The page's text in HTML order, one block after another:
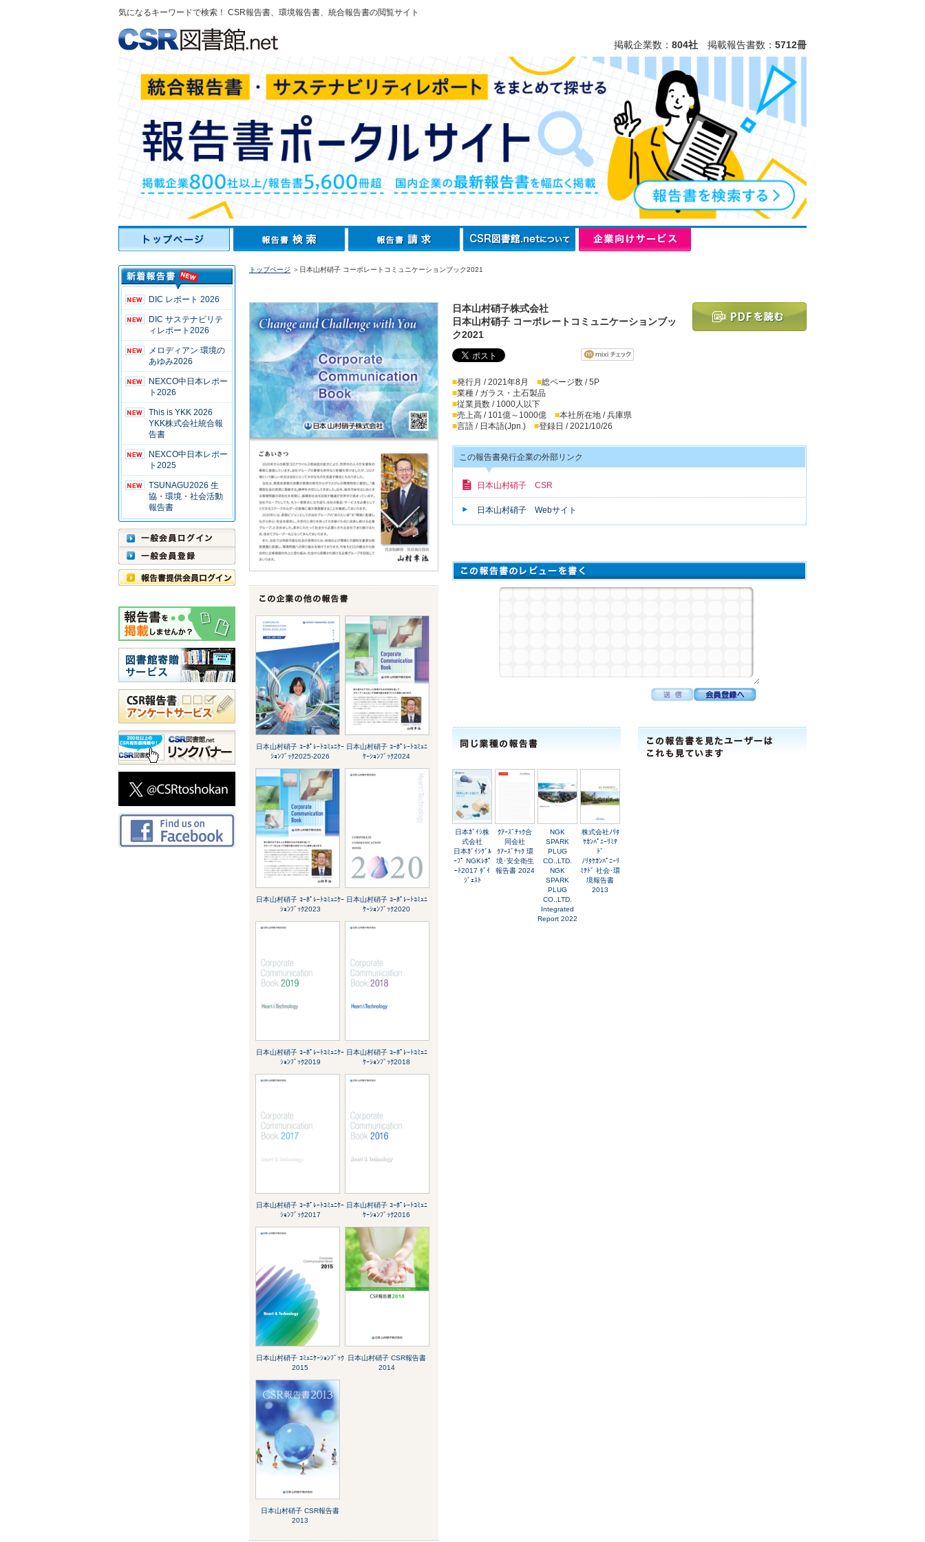
気になるキーワードで検索！ CSR報告書、環境報告書、統合報告書の閲覧サイト
掲載企業数： 804社 掲載報告書数： 5712冊
DIC レポート 2026
DIC サステナビリテ
ィレポート2026
メロディアン 環境の
あゆみ2026
NEXCO中日本レポー
ト2026
This is YKK 2026
YKK株式会社統合報
告書
NEXCO中日本レポー
ト2025
TSUNAGU2026 生
協・環境・社会活動
報告書
トップページ ＞日本山村硝子 コーポレートコミュニケーションブック2021
日本山村硝子 ｺｰﾎﾟﾚｰﾄｺﾐｭﾆｹｰ
ｼｮﾝﾌﾞｯｸ2025-2026
日本山村硝子 ｺｰﾎﾟﾚｰﾄｺﾐｭﾆ
ｹｰｼｮﾝﾌﾞｯｸ2024
日本山村硝子 ｺｰﾎﾟﾚｰﾄｺﾐｭﾆｹｰ
ｼｮﾝﾌﾞｯｸ2023
日本山村硝子 ｺｰﾎﾟﾚｰﾄｺﾐｭﾆ
ｹｰｼｮﾝﾌﾞｯｸ2020
日本山村硝子 ｺｰﾎﾟﾚｰﾄｺﾐｭﾆｹｰ
ｼｮﾝﾌﾞｯｸ2019
日本山村硝子 ｺｰﾎﾟﾚｰﾄｺﾐｭﾆ
ｹｰｼｮﾝﾌﾞｯｸ2018
日本山村硝子 ｺｰﾎﾟﾚｰﾄｺﾐｭﾆｹｰ
ｼｮﾝﾌﾞｯｸ2017
日本山村硝子 ｺｰﾎﾟﾚｰﾄｺﾐｭﾆ
ｹｰｼｮﾝﾌﾞｯｸ2016
日本山村硝子 ｺﾐｭﾆｹｰｼｮﾝﾌﾞｯｸ
2015
日本山村硝子 CSR報告書
2014
日本山村硝子 CSR報告書
2013
日本山村硝子株式会社
日本山村硝子 コーポレートコミュニケーションブッ
ク2021
■発行月 / 2021年8月 ■総ページ数 / 5P
■業種 / ガラス・土石製品
■従業員数 / 1000人以下
■売上高 / 101億～1000億 ■本社所在地 / 兵庫県
■言語 / 日本語(Jpn.) ■登録日 / 2021/10/26
この報告書発行企業の外部リンク
日本山村硝子 CSR
日本山村硝子 Webサイト
日本ｶﾞｲｼ株
式会社
日本ｶﾞｲｼｸﾞﾙ
ｰﾌﾟ NGKﾚﾎﾟ
ｰﾄ2017 ﾀﾞｲ
ｼﾞｪｽﾄ
ｸｱｰｽﾞﾃｯｸ合
同会社
ｸｱｰｽﾞﾃｯｸ 環
境･安全衛生
報告書 2024
NGK
SPARK
PLUG
CO.,LTD.
NGK
SPARK
PLUG
CO.,LTD.
Integrated
Report 2022
株式会社ﾉﾘﾀ
ｹｶﾝﾊﾟﾆｰﾘﾐﾃ
ﾄﾞ
ﾉﾘﾀｹｶﾝﾊﾟﾆｰﾘ
ﾐﾃﾄﾞ 社会･環
境報告書
2013